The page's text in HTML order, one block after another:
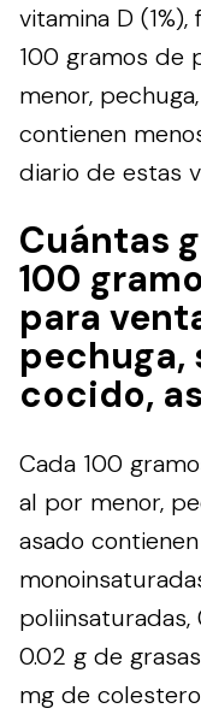
vitamina D
100 gramos de
menor,
contienen
diario de estas
Cuántas
100
para
pechuga,
cocido,
Cada 100
al por menor,
asado
poliinsaturadas,
0.02 g de
mg de